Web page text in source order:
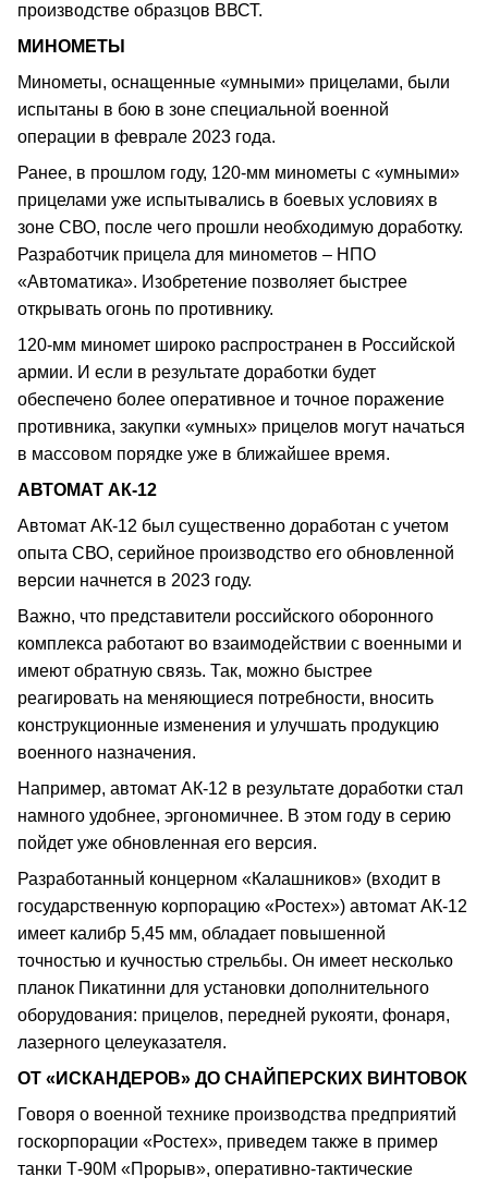
производстве образцов ВВСТ.
МИНОМЕТЫ
Минометы, оснащенные «умными» прицелами, были
испытаны в бою в зоне специальной военной
операции в феврале 2023 года.
Ранее, в прошлом году, 120-мм минометы с «умными»
прицелами уже испытывались в боевых условиях в
зоне СВО, после чего прошли необходимую доработку.
Разработчик прицела для минометов – НПО
«Автоматика». Изобретение позволяет быстрее
открывать огонь по противнику.
120-мм миномет широко распространен в Российской
армии. И если в результате доработки будет
обеспечено более оперативное и точное поражение
противника, закупки «умных» прицелов могут начаться
в массовом порядке уже в ближайшее время.
АВТОМАТ АК-12
Автомат АК-12 был существенно доработан с учетом
опыта СВО, серийное производство его обновленной
версии начнется в 2023 году.
Важно, что представители российского оборонного
комплекса работают во взаимодействии с военными и
имеют обратную связь. Так, можно быстрее
реагировать на меняющиеся потребности, вносить
конструкционные изменения и улучшать продукцию
военного назначения.
Например, автомат АК-12 в результате доработки стал
намного удобнее, эргономичнее. В этом году в серию
пойдет уже обновленная его версия.
Разработанный концерном «Калашников» (входит в
государственную корпорацию «Ростех») автомат АК-12
имеет калибр 5,45 мм, обладает повышенной
точностью и кучностью стрельбы. Он имеет несколько
планок Пикатинни для установки дополнительного
оборудования: прицелов, передней рукояти, фонаря,
лазерного целеуказателя.
ОТ «ИСКАНДЕРОВ» ДО СНАЙПЕРСКИХ ВИНТОВОК
Говоря о военной технике производства предприятий
госкорпорации «Ростех», приведем также в пример
танки Т-90М «Прорыв», оперативно-тактические